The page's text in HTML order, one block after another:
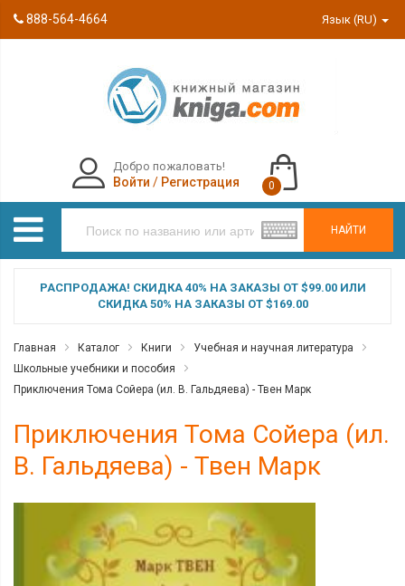
888-564-4664 Язык (RU)
НАЙТИ
Добро пожаловать!
Войти / Регистрация 0
РАСПРОДАЖА! СКИДКА 40% НА ЗАКАЗЫ ОТ $99.00 ИЛИ
СКИДКА 50% НА ЗАКАЗЫ ОТ $169.00
Главная Каталог Книги
Учебная и научная литература
Школьные учебники и пособия
Приключения Тома Сойера (ил. В. Гальдяева) - Твен Марк
Приключения Тома Сойера (ил.
В. Гальдяева) - Твен Марк